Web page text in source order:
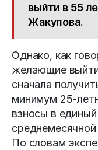
выйти в 55
Жакупова.
Однако, как
желающие
сначала
минимум 25-
взносы в
По словам